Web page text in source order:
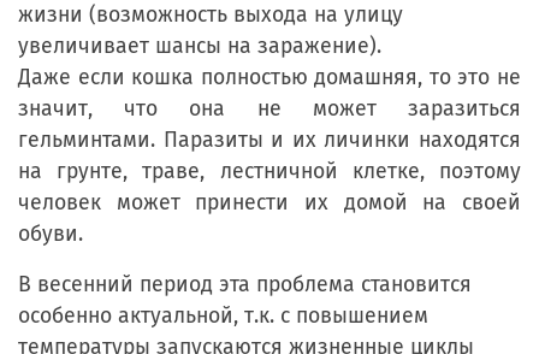
жизни (возможность выхода на улицу
увеличивает шансы на заражение).
Даже если кошка полностью домашняя, то это не
значит, что она не может заразиться
гельминтами. Паразиты и их личинки находятся
на грунте, траве, лестничной клетке, поэтому
человек может принести их домой на своей
обуви.
В весенний период эта проблема становится
особенно актуальной, т.к. с повышением
температуры запускаются жизненные циклы